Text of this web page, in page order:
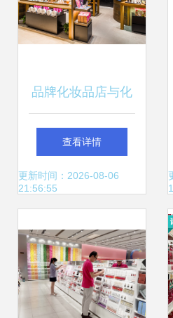
品牌化妆品店与化
妆品零售的未来 线
上线下融合的美妆
查看详情
更新时间：2026-08-06
21:56:55